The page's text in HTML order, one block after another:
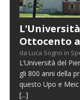
Ottocento
da Luca Sogno in
L’Università del
gli 800 anni della
questo Upo e
[...]